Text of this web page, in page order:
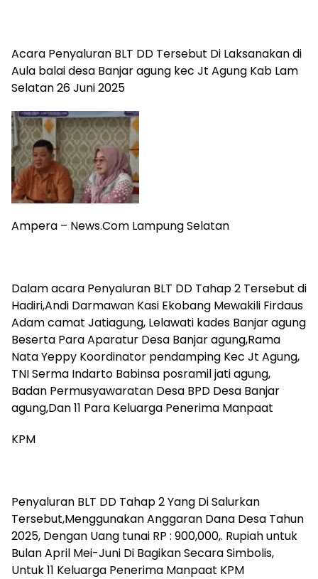
Acara Penyaluran BLT DD Tersebut Di Laksanakan di
Aula balai desa Banjar agung kec Jt Agung Kab Lam
Selatan 26 Juni 2025
Ampera – News.Com Lampung Selatan
Dalam acara Penyaluran BLT DD Tahap 2 Tersebut di
Hadiri,Andi Darmawan Kasi Ekobang Mewakili Firdaus
Adam camat Jatiagung, Lelawati kades Banjar agung
Beserta Para Aparatur Desa Banjar agung,Rama
Nata Yeppy Koordinator pendamping Kec Jt Agung,
TNI Serma Indarto Babinsa posramil jati agung,
Badan Permusyawaratan Desa BPD Desa Banjar
agung,Dan 11 Para Keluarga Penerima Manpaat
KPM
Penyaluran BLT DD Tahap 2 Yang Di Salurkan
Tersebut,Menggunakan Anggaran Dana Desa Tahun
2025, Dengan Uang tunai RP : 900,000,. Rupiah untuk
Bulan April Mei-Juni Di Bagikan Secara Simbolis,
Untuk 11 Keluarga Penerima Manpaat KPM